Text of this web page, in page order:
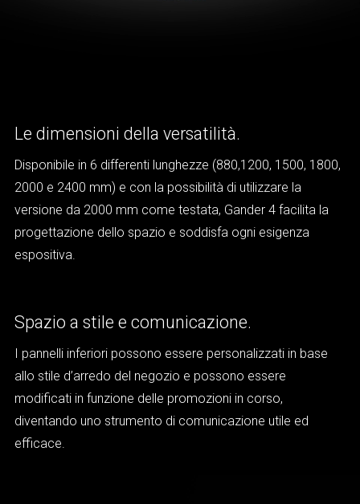
Le dimensioni della versatilità.
Disponibile in 6 differenti lunghezze (880,1200, 1500, 1800,
2000 e 2400 mm) e con la possibilità di utilizzare la
versione da 2000 mm come testata, Gander 4 facilita la
progettazione dello spazio e soddisfa ogni esigenza
espositiva.
Spazio a stile e comunicazione.
I pannelli inferiori possono essere personalizzati in base
allo stile d’arredo del negozio e possono essere
modificati in funzione delle promozioni in corso,
diventando uno strumento di comunicazione utile ed
efficace.